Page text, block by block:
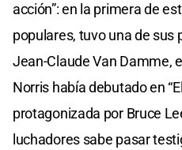
acción”: en la primera de
populares, tuvo una de sus
Jean-Claude Van Damme,
Norris había debutado en
protagonizada por Bruce
luchadores sabe pasar